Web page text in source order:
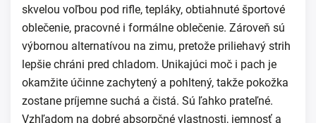
skvelou voľbou pod rifle, tepláky, obtiahnuté športové
oblečenie, pracovné i formálne oblečenie. Zároveň sú
výbornou alternatívou na zimu, pretože priliehavý strih
lepšie chráni pred chladom. Unikajúci moč i pach je
okamžite účinne zachytený a pohltený, takže pokožka
zostane príjemne suchá a čistá. Sú ľahko prateľné.
Vzhľadom na dobré absorpčné vlastnosti, jemnosť a